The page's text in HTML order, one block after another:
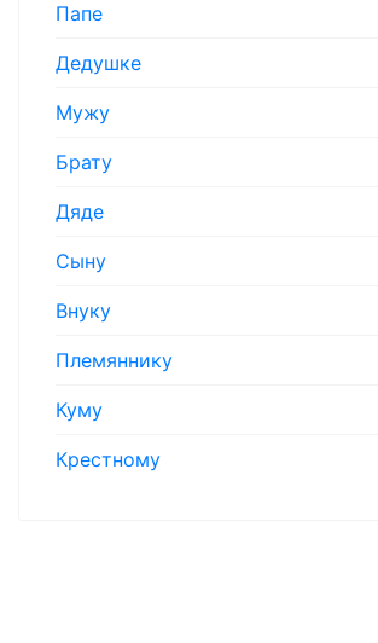
Папе
Дедушке
Мужу
Брату
Дяде
Сыну
Внуку
Племяннику
Куму
Крестному